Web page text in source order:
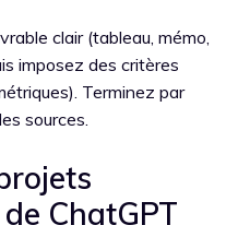
clair (tableau, mémo,
imposez des critères
Terminez par
sources.
ChatGPT